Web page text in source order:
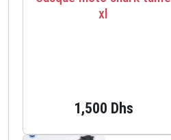
xl
1,500 Dhs